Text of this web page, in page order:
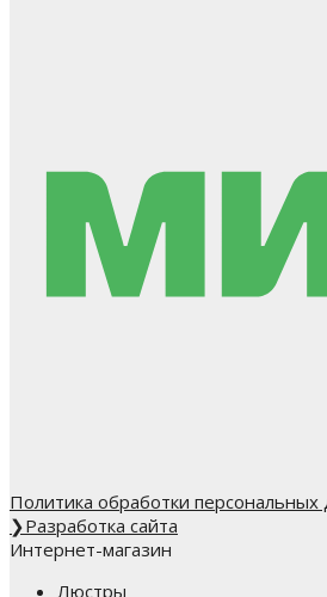
Политика обработки персональных
❯Разработка сайта
Интернет-магазин
Люстры